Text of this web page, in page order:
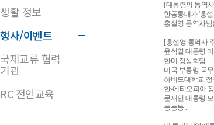
생활 정보
행사/이벤트
국제교류 협력
기관
RC 전인교육
[대통령의 통역
한동통대가 '홍
홍설영 통역사
[홍설영 통역사
윤석열 대통령
한미 정상회담
미국 부통령.국
하버드대학교 정
한-에티오피아
문재인 대통령
등등등...